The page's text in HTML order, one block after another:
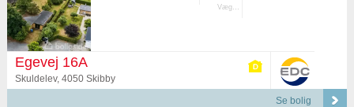
Vægtet
Egevej 16A
Skuldelev, 4050 Skibby
Se bolig